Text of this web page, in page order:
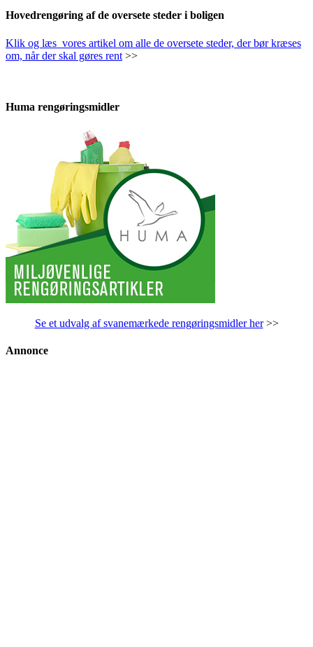
Hovedrengøring af de oversete steder i boligen
Klik og læs vores artikel om alle de oversete steder, der bør kræses
om, når der skal gøres rent >>
Huma rengøringsmidler
Se et udvalg af svanemærkede rengøringsmidler her>>
Annonce